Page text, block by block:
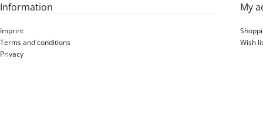
Information
Imprint
Terms and conditions
Privacy
My
Wish